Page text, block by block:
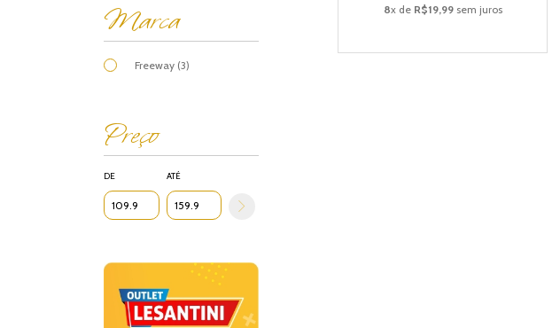
Marca
Freeway (3)
Preço
DE ATÉ
8x de R$19,99sem juros